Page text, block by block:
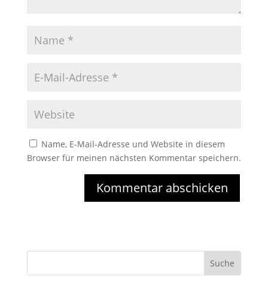
Name, E-Mail-Adresse und Website in diesem
Browser für meinen nächsten Kommentar speichern.
Kommentar abschicken